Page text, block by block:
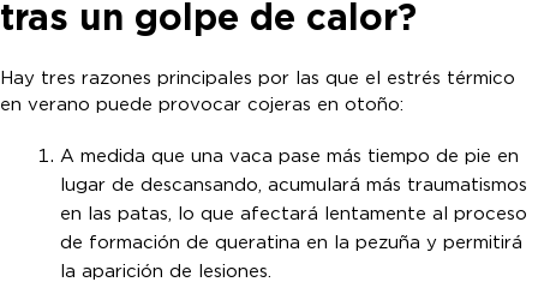
tras un golpe de calor?
Hay tres razones principales por las que el estrés térmico
en verano puede provocar cojeras en otoño:
A medida que una vaca pase más tiempo de pie en
lugar de descansando, acumulará más traumatismos
en las patas, lo que afectará lentamente al proceso
de formación de queratina en la pezuña y permitirá
la aparición de lesiones.